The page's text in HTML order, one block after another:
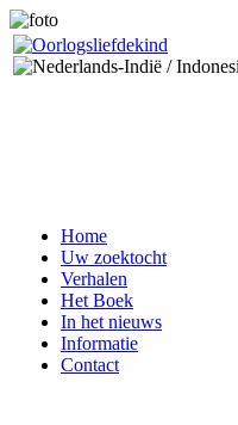
Home
Uw zoektocht
Verhalen
Het Boek
In het nieuws
Informatie
Contact